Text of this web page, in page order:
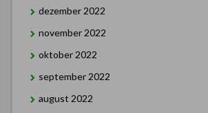
dezember 2022
november 2022
oktober 2022
september 2022
august 2022